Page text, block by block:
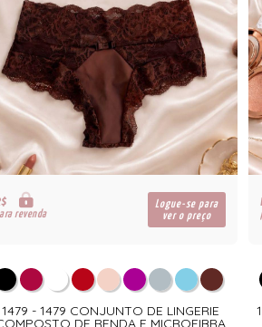
revenda
Logue-se para
ver o preço
1479 - 1479 CONJUNTO DE LINGERIE
DE RENDA E MICROFIBRA